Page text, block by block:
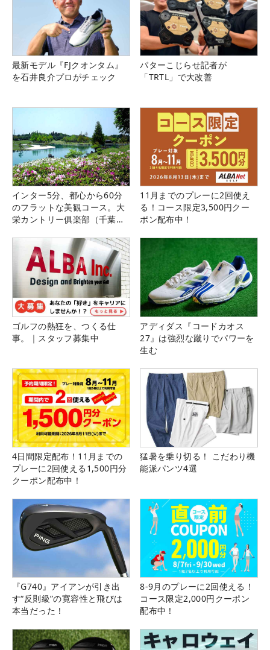
最新モデル『FJクオンタム』
を石井良介プロがチェック
パターこじらせ記者が
「TRTL」で大改善
インター5分、都心から60分
のフラットな美観コース。大
栄カントリー俱楽部（千葉
11月までのプレーに2回使え
る！コース限定3,500円クー
ポン配布中！
ゴルフの熱狂を、つくる仕
事。｜スタッフ募集中
アディダス『コードカオス
27』は強烈な蹴りでパワーを
生む
4日間限定配布！11月までの
プレーに2回使える1,500円分
クーポン配布中！
猛暑を乗り切る！ こだわり機
能派パンツ4選
『G740』アイアンが引き出
す“反則級”の寛容性と飛びは
本当だった！
8-9月のプレーに2回使える！
コース限定2,000円クーポン
配布中！